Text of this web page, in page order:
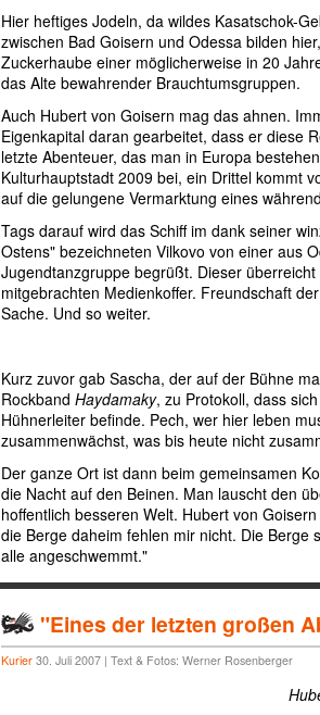
Hier heftiges Jodeln, da wildes Kasatschok-
zwischen Bad Goisern und Odessa bilden
Zuckerhaube einer möglicherweise in 20
das Alte bewahrender Brauchtumsgruppen.
Auch Hubert von Goisern mag das ahnen.
Eigenkapital daran gearbeitet, dass er diese
letzte Abenteuer, das man in Europa
Kulturhauptstadt 2009 bei, ein Drittel kommt
auf die gelungene Vermarktung eines
Tags darauf wird das Schiff im dank seiner
Ostens" bezeichneten Vilkovo von einer aus
Jugendtanzgruppe begrüßt. Dieser
mitgebrachten Medienkoffer. Freundschaft
Sache. Und so weiter.
Kurz zuvor gab Sascha, der auf der Bühne
Rockband Haydamaky, zu Protokoll, dass
Hühnerleiter befinde. Pech, wer hier leben
zusammenwächst, was bis heute nicht
Der ganze Ort ist dann beim gemeinsamen
die Nacht auf den Beinen. Man lauscht den
hoffentlich besseren Welt. Hubert von
die Berge daheim fehlen mir nicht. Die
alle angeschwemmt."
"Eines der letzten großen
Kurier 30. Juli 2007 | Text & Fotos: Werner Rosenberger